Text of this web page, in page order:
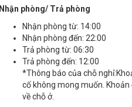
Nhận phòng/ Trả phòng
Nhận phòng từ: 14:00
Nhận phòng đến: 22:00
Trả phòng từ: 06:30
Trả phòng đến: 12:00
*Thông báo của chỗ nghỉ:
cố không mong muốn.
về chỗ ở.